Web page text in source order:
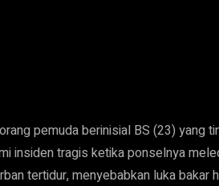
pemuda berinisial BS (23) yang
insiden tragis ketika ponselnya
tertidur, menyebabkan luka bakar